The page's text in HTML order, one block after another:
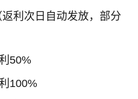
利次日自动发放，部分
50%
100%